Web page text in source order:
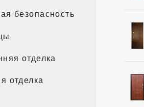
безопасность
отделка
отделка